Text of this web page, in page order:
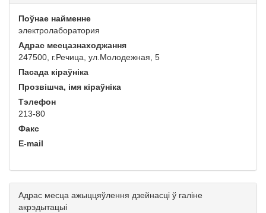
Поўнае найменне
электролаборатория
Адрас месцазнаходжання
247500, г.Речица, ул.Молодежная, 5
Пасада кіраўніка
Прозвішча, імя кіраўніка
Тэлефон
213-80
Факс
E-mail
Адрас месца ажыццяўлення дзейнасці ў галіне
акрэдытацыі